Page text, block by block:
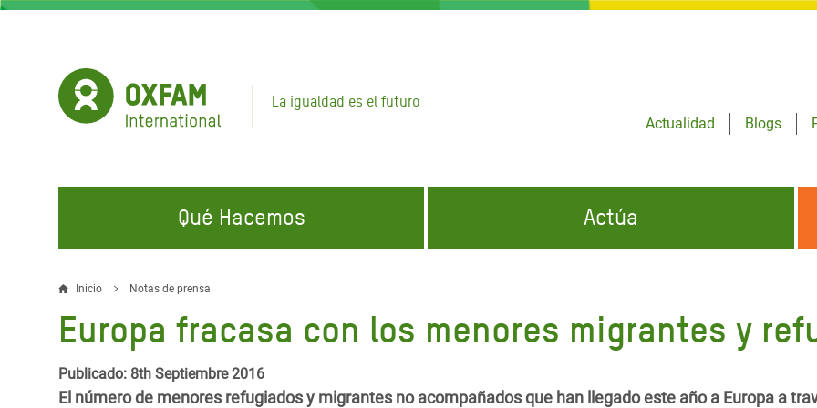
Pasar
La igualdad es el futuro
Actualidad
Blogs
Qué Hacemos
EN QUÉ TRABAJAMOS
Agua y Servicios de
Saneamiento
Alimentación, Crisis Climática,
Gaza Crisis Appeal
CONÓCENOS
Actúa
ÚNETE A NUESTRAS CAMPAÑAS
Climate Justice
Únete a Nuestra Comunidad para
Sobrescribir
enlaces
de
Inicio Notas de prensa
Europa fracasa con los menores migrantes y
Publicado: 8th Septiembre 2016
El número de menores refugiados y migrantes no acompañados que han llegado este año a Europa a